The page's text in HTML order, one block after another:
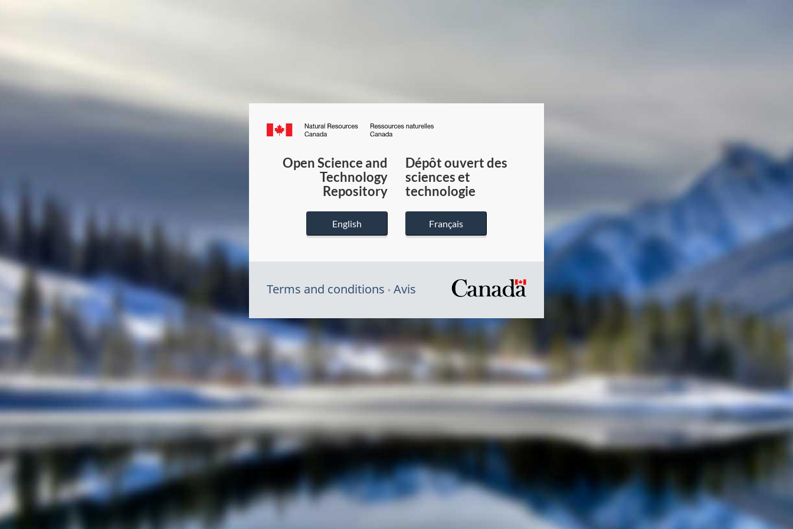
Canada.ca
du
Canada
Open Science and
Technology
Repository
English
Dépôt ouvert des
sciences et
technologie
Français
Terms and conditions Avis
/
gouvernement
du
Canada